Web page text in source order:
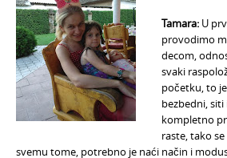
Tamara: U
provodimo
decom,
svaki
početku, to
bezbedni,
kompletno
raste, tako
svemu tome, potrebno je naći način i